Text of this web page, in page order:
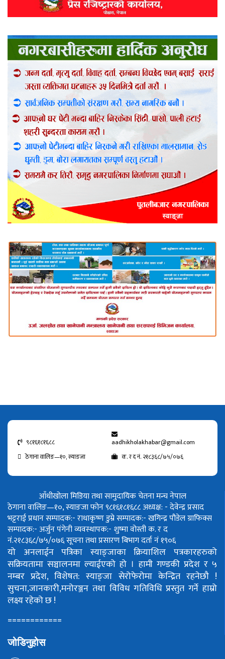
९८१६१८१६८८
aadhikholakhabar@gmail.com
ठेगाना वालिङ—१०, स्याङजा
क. र द नं. २१८३६८/७५/०७६
आँधीखोला मिडिया तथा सामुदायिक चेतना मन्च नेपाल
ठेगाना वालिङ—१०, स्याङजा फोन ९८१६१८१६८८अध्यक्ष: - देवेन्द्र प्रसाद
भट्टराईप्रधान सम्पादक:- राधाकृष्ण डुम्रेसम्पादक:- खगिन्द्र पौडेलग्राफिक्स
सम्पादक:- अर्जुन पंगेनीव्यवस्थापक:- शुष्मा वोस्तीक. र द
नं.२१८३६८/७५/०७६सूचना तथा प्रसारण बिभाग दर्ता नं १९०६
यो अनलाईन पत्रिका स्याङ्जाका क्रियाशिल पत्रकारहरुको
सक्रियतामा सञ्चालनमा ल्याईएको हो । हामी गण्डकी प्रदेश र ५
नम्बर प्रदेश, विशेषत: स्याङ्जा सेरोफेरोमा केन्द्रित रहनेछौ !
सुचना,जानकारी,मनोरञ्जन तथा विविध गतिविधि प्रस्तुत गर्ने हाम्रो
लक्ष्य रहेको छ !
============
जोडिनुहोस